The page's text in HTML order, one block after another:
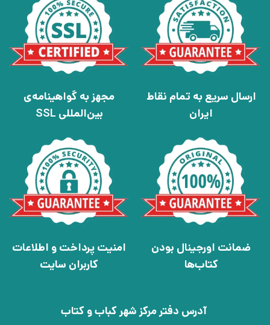
ارسال سریع به تمام نقاط
ایران
مجهز به گواهینامه‌ی
بین‌المللی SSL
ضمانت اورجینال بودن
کتاب‌ها
امنیت پرداخت و اطلاعات
کاربران سایت
آدرس دفتر مرکز شهر کباب و کتاب